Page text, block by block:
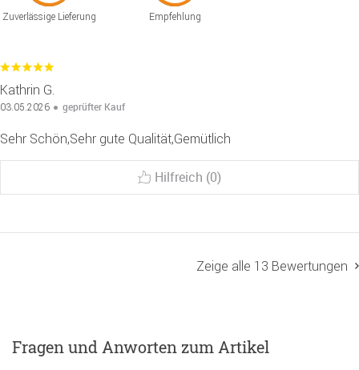
Zuverlässige Lieferung Empfehlung
Kathrin G.
03.05.2026 geprüfter Kauf
Sehr Schön,Sehr gute Qualität,Gemütlich
Hilfreich (0)
Zeige alle 13 Bewertungen
Fragen und Anworten zum Artikel